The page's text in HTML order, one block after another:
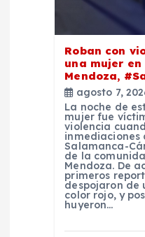
Roban con
una mujer en
Mendoza,
agosto 7,
La noche de
mujer fue
violencia
inmediaciones
Salamanca-
de la
Mendoza. De
primeros
despojaron de
color rojo, y
huyeron…